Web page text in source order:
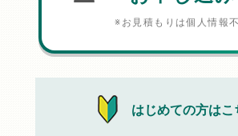
※お見積もりは個人情報
はじめての方はこ